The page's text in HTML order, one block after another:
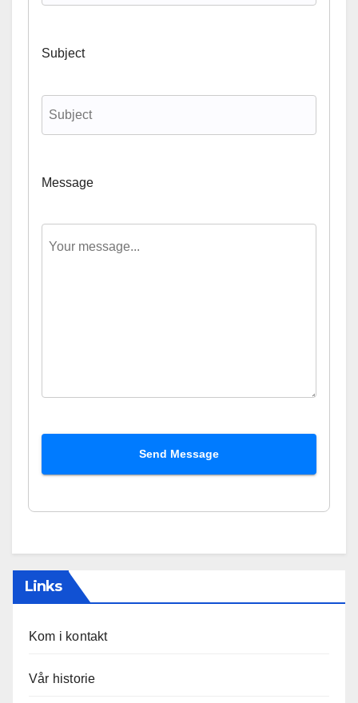
Subject
Message
Send Message
Links
Kom i kontakt
Vår historie